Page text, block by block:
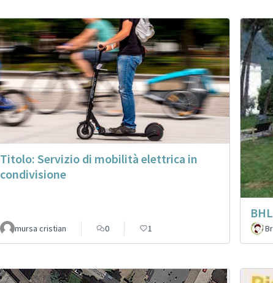
Titolo: Servizio di mobilità elettrica in
condivisione
mursa cristian 0 1